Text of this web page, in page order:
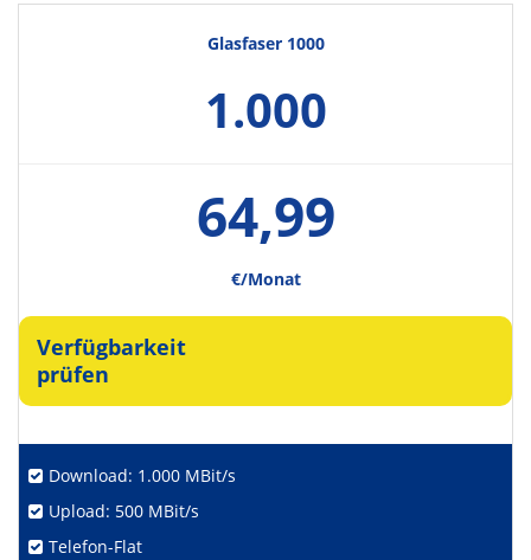
Glasfaser 1000
1.000
64,99
€/Monat
Verfügbarkeit
prüfen
Download: 1.000 MBit/s
Upload: 500 MBit/s
Telefon-Flat